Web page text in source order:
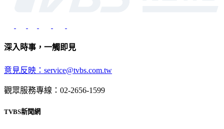
深入時事，一觸即見
意見反映：service@tvbs.com.tw
觀眾服務專線：02-2656-1599
TVBS新聞網